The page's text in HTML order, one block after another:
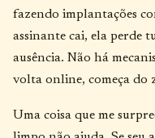
fazendo implantações
assinante cai, ela perde
ausência. Não há
volta online, começa do
Uma coisa que me